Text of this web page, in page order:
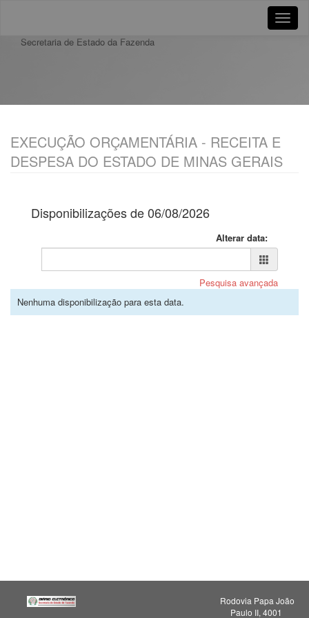
Toggle
Secretaria de Estado da Fazenda
EXECUÇÃO ORÇAMENTÁRIA - RECEITA E
DESPESA DO ESTADO DE MINAS GERAIS
Disponibilizações de 06/08/2026
Alterar data:
Pesquisa avançada
Nenhuma disponibilização para esta data.
Rodovia Papa João
Paulo II, 4001